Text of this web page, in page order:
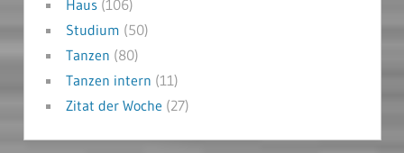
Haus(106)
Studium (50)
Tanzen (80)
Tanzen intern (11)
Zitat der Woche (27)